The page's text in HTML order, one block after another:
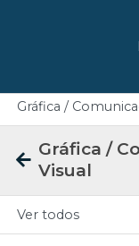
Gráfica /
Gráfica /
Visual
Ver todos